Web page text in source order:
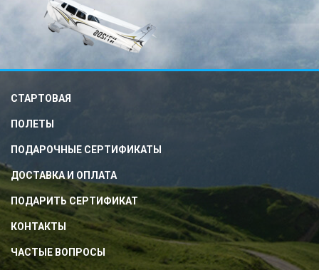
СТАРТОВАЯ
ПОЛЕТЫ
ПОДАРОЧНЫЕ СЕРТИФИКАТЫ
ДОСТАВКА И ОПЛАТА
ПОДАРИТЬ СЕРТИФИКАТ
КОНТАКТЫ
ЧАСТЫЕ ВОПРОСЫ